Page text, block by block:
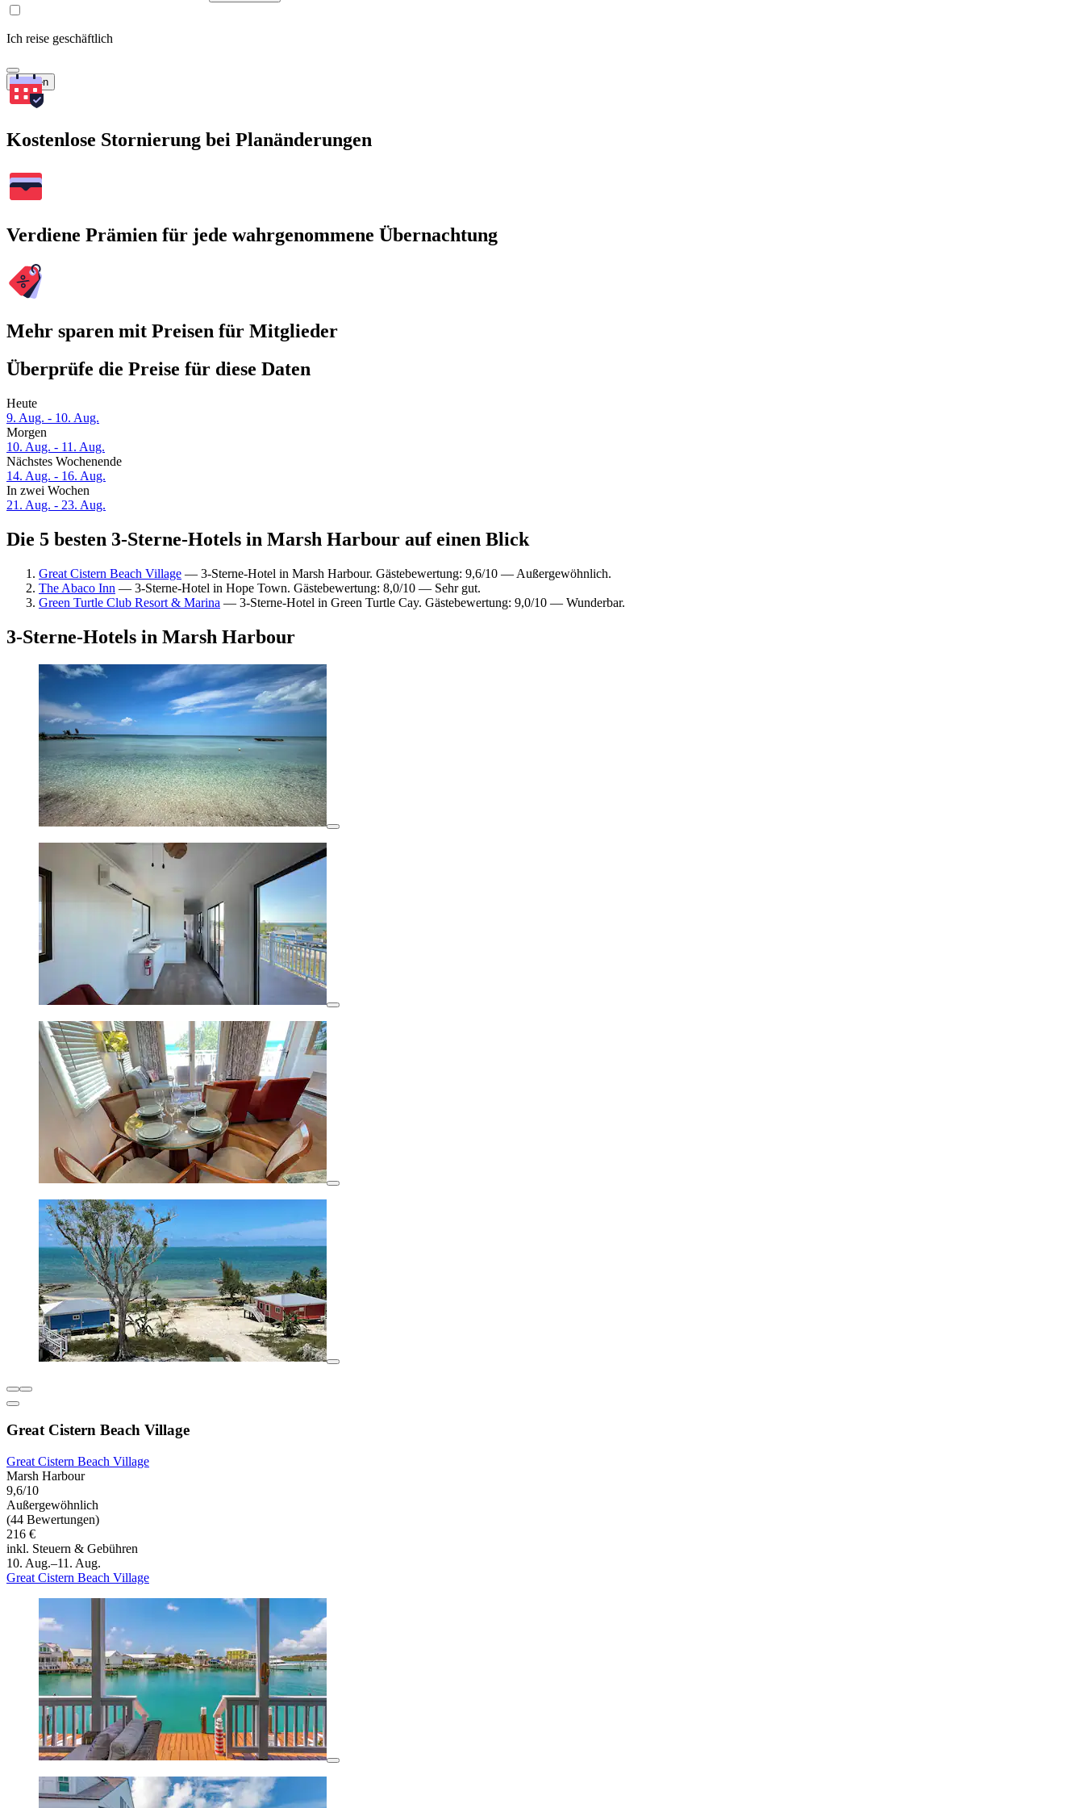
Ich reise geschäftlich
Suchen
Kostenlose Stornierung bei Planänderungen
Verdiene Prämien für jede wahrgenommene Übernachtung
Mehr sparen mit Preisen für Mitglieder
Überprüfe die Preise für diese Daten
Heute
9. Aug. - 10. Aug.
Morgen
10. Aug. - 11. Aug.
Nächstes Wochenende
14. Aug. - 16. Aug.
In zwei Wochen
21. Aug. - 23. Aug.
Die 5 besten 3-Sterne-Hotels in Marsh Harbour auf einen Blick
Great Cistern Beach Village — 3-Sterne-Hotel in Marsh Harbour. Gästebewertung: 9,6/10 — Außergewöhnlich.
The Abaco Inn — 3-Sterne-Hotel in Hope Town. Gästebewertung: 8,0/10 — Sehr gut.
Green Turtle Club Resort & Marina — 3-Sterne-Hotel in Green Turtle Cay. Gästebewertung: 9,0/10 — Wunderbar.
3-Sterne-Hotels in Marsh Harbour
Great Cistern Beach Village
Great Cistern Beach Village
Marsh Harbour
9,6/10
Außergewöhnlich
(44 Bewertungen)
216 €
inkl. Steuern & Gebühren
10. Aug.–11. Aug.
Great Cistern Beach Village